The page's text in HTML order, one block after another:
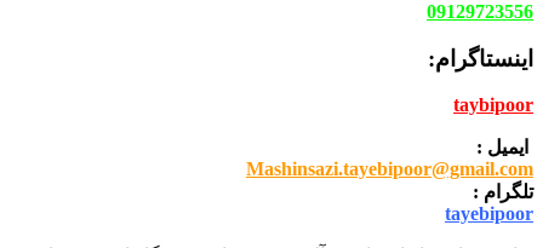
09129723556
اینستاگرام:
taybipoor
ایمیل :
Mashinsazi.tayebipoor@gmail.com
تلگرام :
tayebipoor